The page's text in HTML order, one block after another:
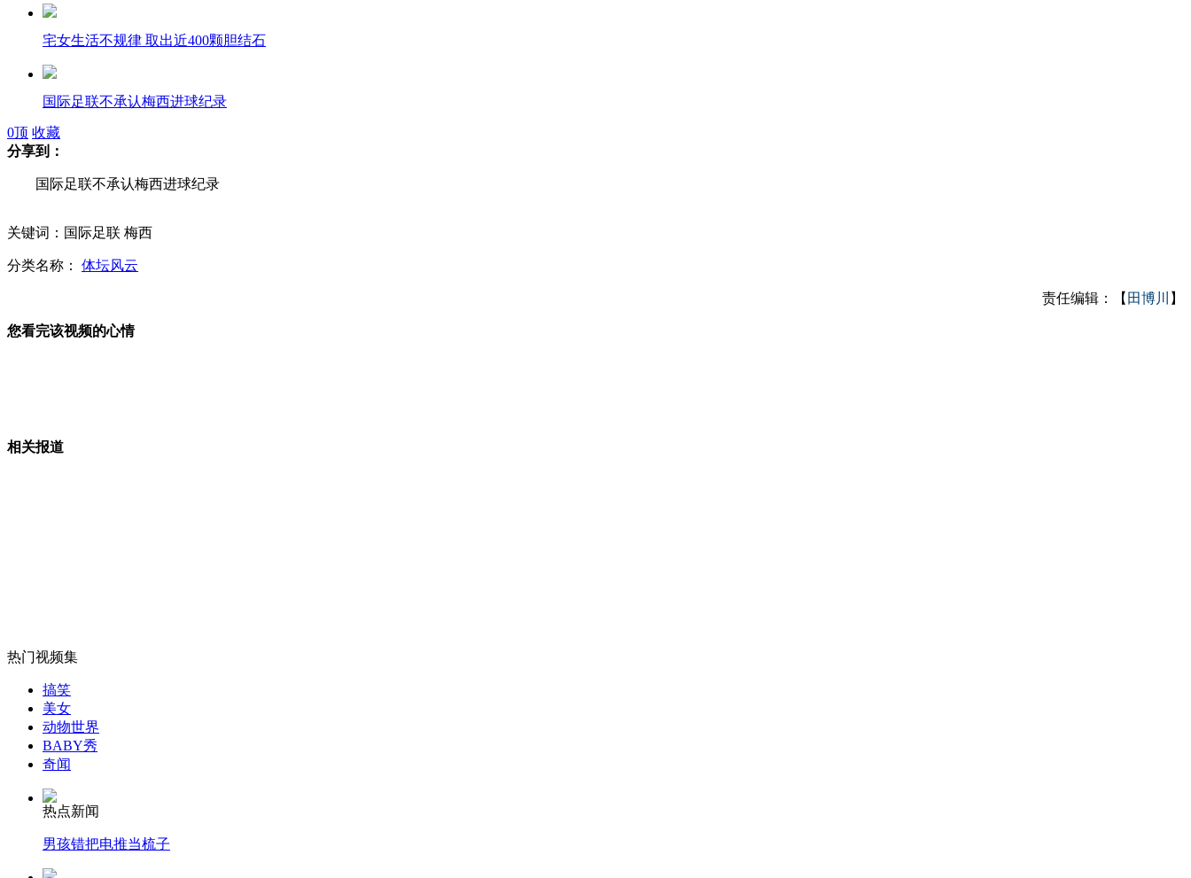
宅女生活不规律 取出近400颗胆结石
国际足联不承认梅西进球纪录
昆明公示廉租房名单 泄艾滋病信息
老师指使小学生为其擦私家车
外交部：反对强权政治霸凌主义
外交部：有关国家言论片面不公正
安徽一实载49人客车翻车
0顶 收藏
分享到：
国际足联不承认梅西进球纪录
关键词：国际足联 梅西
分类名称： 体坛风云
责任编辑：【 田博川 】
您看完该视频的心情
相关报道
热门视频集
搞笑
美女
动物世界
BABY秀
奇闻
热点新闻
男孩错把电推当梳子